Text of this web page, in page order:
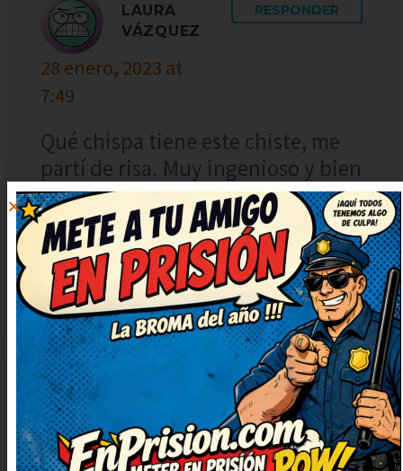
LAURA
VÁZQUEZ
28 enero, 2023 at
7:49
RESPONDER
Qué chispa tiene este chiste, me
partí de risa. Muy ingenioso y bien
escrito, ¡enhorabuena! No puedo
dejar de sonreír, qué bueno. ¡Más
de estos, por favor! Me alegran el
día.
EMILIO
TORRES
RESPONDER